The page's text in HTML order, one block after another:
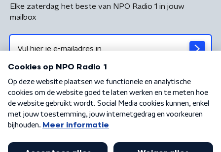
Elke zaterdag het beste van NPO Radio 1 in jouw
mailbox
Algemene voorwaarden